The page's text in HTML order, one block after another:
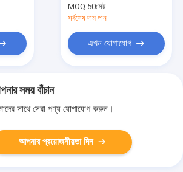
MOQ:50সেট
সর্বশেষ দাম পান
এখন যোগাযোগ
সময় বাঁচান
সাথে সেরা পণ্য যোগাযোগ করুন।
আপনার প্রয়োজনীয়তা দিন